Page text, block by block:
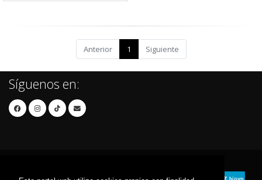
Anterior 1 Siguiente
Síguenos en: